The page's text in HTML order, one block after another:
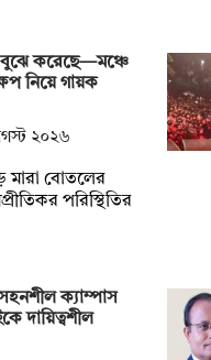
করেছে—মঞ্চে
নিয়ে গায়ক
২০২৬
মারা বোতলের
পরিস্থিতির
সহনশীল ক্যাম্পাস
দায়িত্বশীল